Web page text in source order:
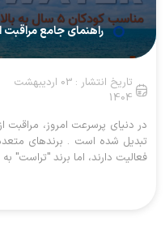
راهنمای جامع
تاریخ انتشار : 03 اردیبهشت
1404
در دنیای پرسرعت امروز، مراقبت
تبدیل شده است . برندهای
فعالیت دارند، اما برند "تراست"